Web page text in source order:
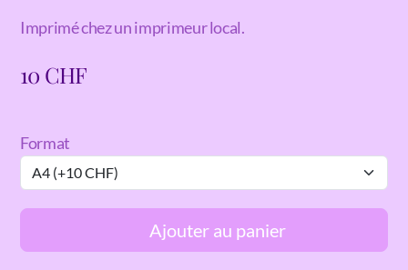
Imprimé chez un imprimeur local.
10 CHF
Format
Ajouter au panier